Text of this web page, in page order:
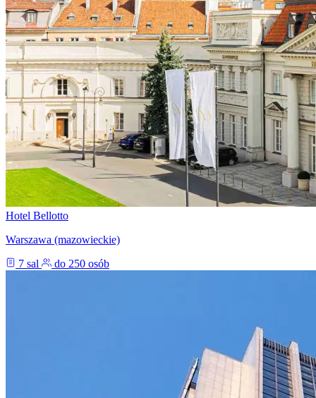
Hotel Bellotto
Warszawa (mazowieckie)
7 sal
do 250 osób